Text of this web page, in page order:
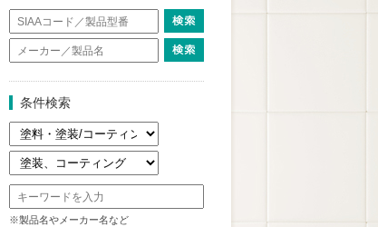
条件検索
※製品名やメーカー名など